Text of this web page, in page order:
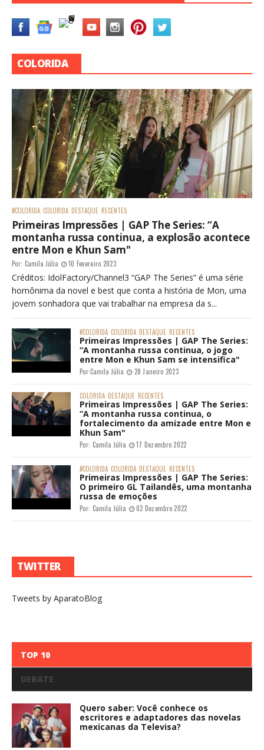
COLORIDA
#COLORIDA COLORIDA DESTAQUE RECENTES
Primeiras Impressões | GAP The Series: “A
montanha russa continua, a explosão acontece
entre Mon e Khun Sam"
Por: Camila Júlia 10 Fevereiro 2023
Créditos: IdolFactory/Channel3 “GAP The Series” é uma série
homônima da novel e best que conta a história de Mon, uma
jovem sonhadora que vai trabalhar na empresa da s...
#COLORIDA COLORIDA DESTAQUE RECENTES
Primeiras Impressões | GAP The Series:
“A montanha russa continua, o jogo
entre Mon e Khun Sam se intensifica"
Por:Camila Júlia 28 Janeiro 2023
COLORIDA DESTAQUE RECENTES
Primeiras Impressões | GAP The Series:
“A montanha russa continua, o
fortalecimento da amizade entre Mon e
Khun Sam"
Por: Camila Júlia 17 Dezembro 2022
#COLORIDA COLORIDA DESTAQUE RECENTES
Primeiras Impressões | GAP The Series:
O primeiro GL Tailandês, uma montanha
russa de emoções
Por: Camila Júlia 02 Dezembro 2022
TWITTER
Tweets by AparatoBlog
TOP 10
DEBATE
Quero saber: Você conhece os
escritores e adaptadores das novelas
mexicanas da Televisa?